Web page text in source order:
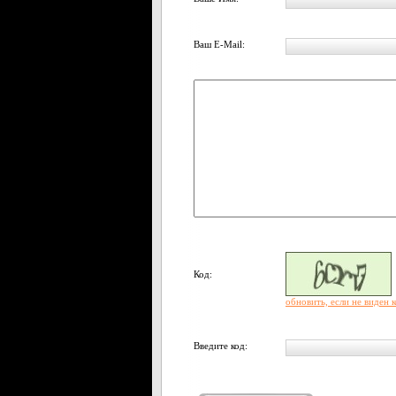
Ваш E-Mail:
Код:
обновить, если не виден
Введите код: